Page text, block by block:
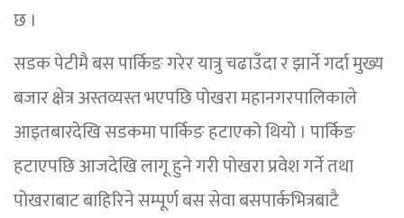
छ ।
सडक पेटीमै बस पार्किङ गरेर यात्रु चढाउँदा र झार्ने गर्दा मुख्य
बजार क्षेत्र अस्तव्यस्त भएपछि पोखरा महानगरपालिकाले
आइतबारदेखि सडकमा पार्किङ हटाएको थियो । पार्किङ
हटाएपछि आजदेखि लागू हुने गरी पोखरा प्रवेश गर्ने तथा
पोखराबाट बाहिरिने सम्पूर्ण बस सेवा बसपार्कभित्रबाटै